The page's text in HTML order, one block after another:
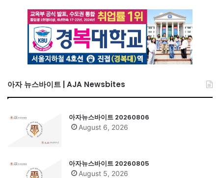
아자 뉴스바이트 | AJA Newsbites
아자뉴스바이트 20260806
August 6, 2026
아자뉴스바이트 20260805
August 5, 2026